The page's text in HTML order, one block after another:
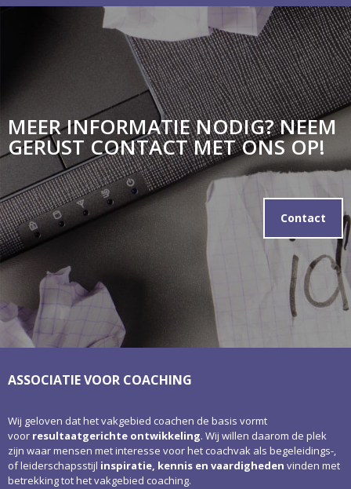
MEER INFORMATIE NODIG? NEEM
GERUST CONTACT MET ONS OP!
Contact
ASSOCIATIE VOOR COACHING
Wij geloven dat het vakgebied coachen de basis vormt
voor resultaatgerichte ontwikkeling. Wij willen daarom de plek
zijn waar mensen met interesse voor het coachvak als begeleidings-,
of leiderschapsstijl inspiratie, kennis en vaardigheden vinden met
betrekking tot het vakgebied coaching.